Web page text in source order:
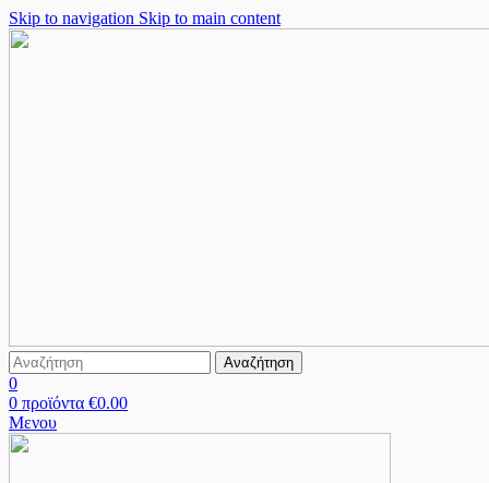
Skip to navigation Skip to main content
Αναζήτηση
0
0 προϊόντα €0.00
Μενου